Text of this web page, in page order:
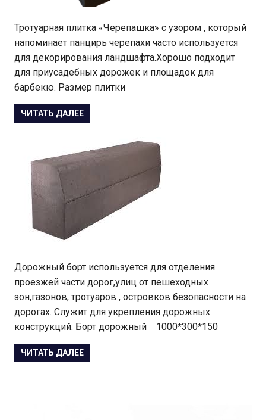
Тротуарная плитка «Черепашка» с узором , который
напоминает панцирь черепахи часто используется
для декорирования ландшафта.Хорошо подходит
для приусадебных дорожек и площадок для
барбекю. Размер плитки
ЧИТАТЬ ДАЛЕЕ
Дорожный борт используется для отделения
проезжей части дорог,улиц от пешеходных
зон,газонов, тротуаров , островков безопасности на
дорогах. Служит для укрепления дорожных
конструкций. Борт дорожный 1000*300*150
ЧИТАТЬ ДАЛЕЕ